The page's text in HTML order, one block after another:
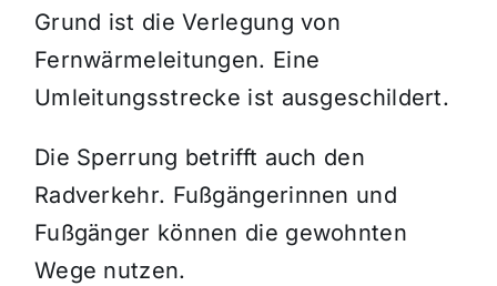
Grund ist die Verlegung von
Fernwärmeleitungen. Eine
Umleitungsstrecke ist ausgeschildert.
Die Sperrung betrifft auch den
Radverkehr. Fußgängerinnen und
Fußgänger können die gewohnten
Wege nutzen.